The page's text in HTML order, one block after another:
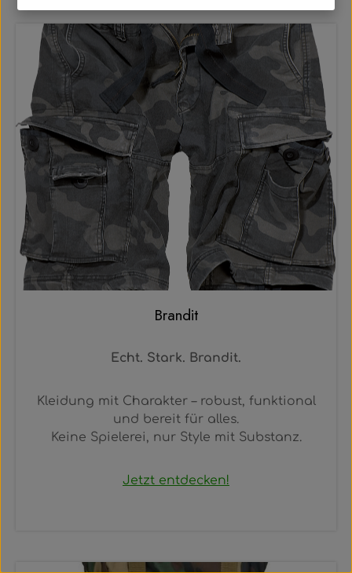
Brandit
Echt. Stark. Brandit.
Kleidung mit Charakter – robust, funktional
und bereit für alles.
Keine Spielerei, nur Style mit Substanz.
Jetzt entdecken!